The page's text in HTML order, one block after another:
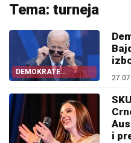
Tema: turneja
DEMOKRATE
STRAHUJU
i